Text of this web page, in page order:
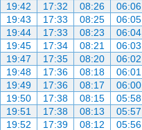
06:06
08:26
17:32
19:42
06:05
08:25
17:33
19:43
06:04
08:23
17:33
19:44
06:03
08:21
17:34
19:45
06:02
08:20
17:35
19:47
06:01
08:18
17:36
19:48
06:00
08:17
17:36
19:49
05:58
08:15
17:38
19:50
05:57
08:13
17:38
19:51
05:56
08:12
17:39
19:52